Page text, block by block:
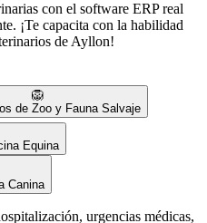
con el software ERP real
¡Te capacita con la habilidad
de Ayllon!
🦁
de Zoo y Fauna Salvaje
Equina
Canina
urgencias médicas,